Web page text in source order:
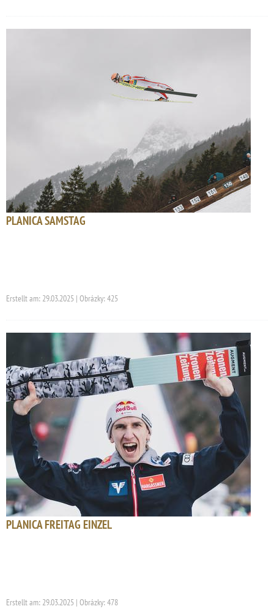
PLANICA SAMSTAG
Erstellt am: 29.03.2025 | Obrázky: 425
PLANICA FREITAG EINZEL
Erstellt am: 29.03.2025 | Obrázky: 478